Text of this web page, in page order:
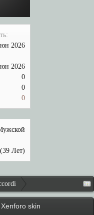
2026
2026
0
0
0
(39 Лет)
Xenforo skin